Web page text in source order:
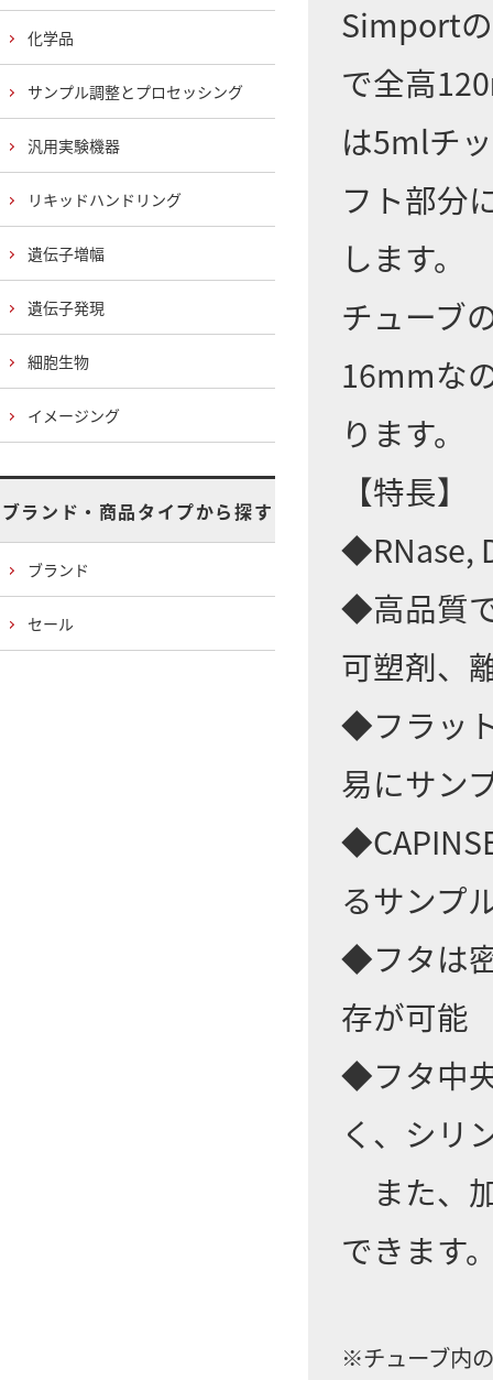
Simport
で全高
は5mlチ
フト部分
します。
チューブ
16mmな
ります。
【特長】
◆RNase,
◆高品質
可塑剤、
◆フラッ
易にサン
るサンプ
◆フタは
存が可能
◆フタ中
く、シリ
また、
できます
※チューブ内
化学品
サンプル調整とプロセッシング
汎用実験機器
リキッドハンドリング
遺伝子増幅
遺伝子発現
細胞生物
イメージング
ブランド・商品タイプから探す
ブランド
セール